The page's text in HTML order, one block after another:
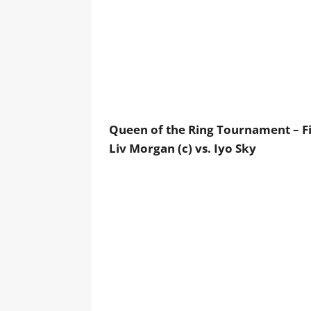
Queen of the Ring Tournament –
Liv Morgan (c) vs. Iyo Sky